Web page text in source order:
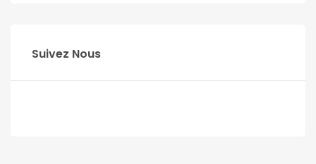
Suivez Nous